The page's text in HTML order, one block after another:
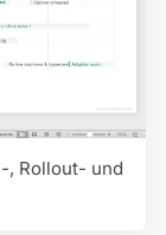
, Rollout- und